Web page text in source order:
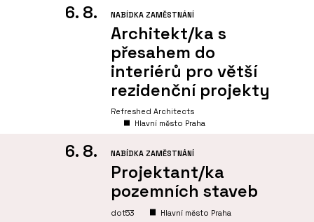
6. 8. NABÍDKA ZAMĚSTNÁNÍ
Architekt/ka s
přesahem do
interiérů pro větší
rezidenční projekty
Refreshed Architects
Hlavní město Praha
6. 8. NABÍDKA ZAMĚSTNÁNÍ
Projektant/ka
pozemních staveb
dot53 Hlavní město Praha